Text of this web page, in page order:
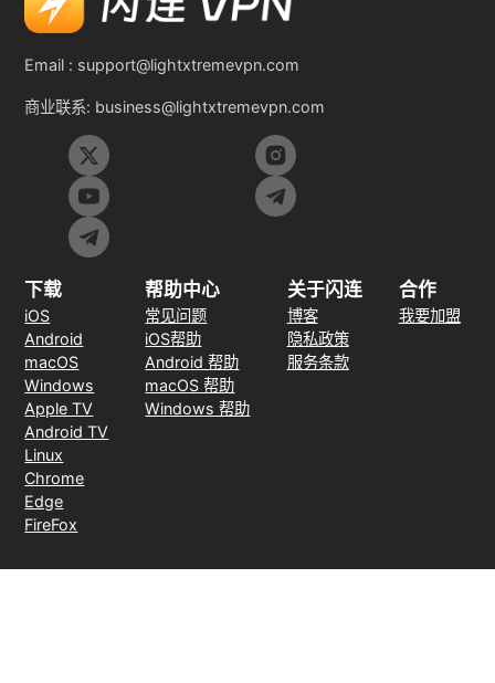
Email : support@lightxtremevpn.com
商业联系: business@lightxtremevpn.com
下载
iOS
Android
macOS
Windows
Apple TV
Android TV
Linux
Chrome
Edge
FireFox
帮助中心
常见问题
iOS帮助
Android 帮助
macOS 帮助
Windows 帮助
关于闪连
博客
隐私政策
服务条款
合作
我要加盟